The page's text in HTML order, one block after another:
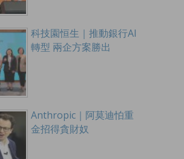
科技園恒生｜推動銀行AI
轉型 兩企方案勝出
Anthropic｜阿莫迪怕重
金招得貪財奴